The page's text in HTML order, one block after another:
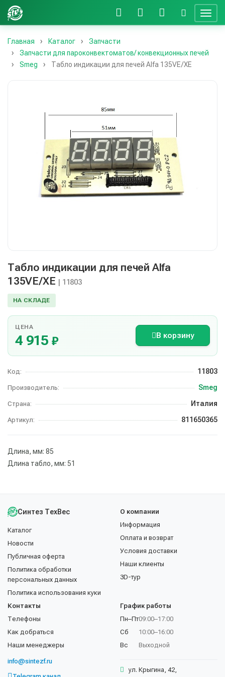
Главная Каталог
Запчасти
Запчасти для пароконвектоматов/ конвекционных печей
Smeg
Табло индикации для печей Alfa 135VE/XE
Табло индикации для печей Alfa
135VE/XE | 11803
НА СКЛАДЕ
ЦЕНА
4 915 ₽ В корзину
Код: 11803
Производитель: Smeg
Страна: Италия
Артикул: 811650365
Длина, мм: 85
Длина табло, мм: 51
Синтез ТехВес
Каталог
Новости
Публичная оферта
Политика обработки
персональных данных
Политика использования куки
О компании
Информация
Оплата и возврат
Условия доставки
Наши клиенты
3D-тур
Контакты
Телефоны
Как добраться
Наши менеджеры
info@sintezf.ru
График работы
Пн–Пт
Сб
Вс
09:00–17:00
10:00–16:00
Выходной
ул. Крыгина, 42,